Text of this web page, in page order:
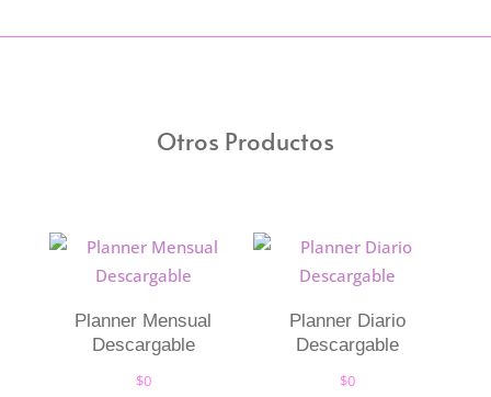
Otros Productos
Planner Mensual
Descargable
$0
Planner Diario
Descargable
$0